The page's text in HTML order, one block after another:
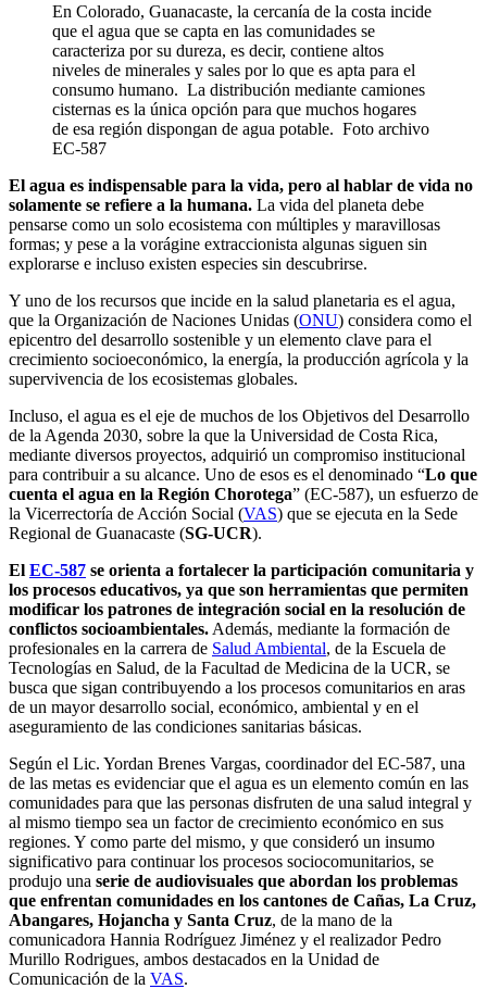
En Colorado, Guanacaste, la cercanía de la costa incide
que el agua que se capta en las comunidades se
caracteriza por su dureza, es decir, contiene altos
niveles de minerales y sales por lo que es apta para el
consumo humano. La distribución mediante camiones
cisternas es la única opción para que muchos hogares
de esa región dispongan de agua potable. Foto archivo
EC-587
El agua es indispensable para la vida, pero al hablar de vida no
solamente se refiere a la humana. La vida del planeta debe
pensarse como un solo ecosistema con múltiples y maravillosas
formas; y pese a la vorágine extraccionista algunas siguen sin
explorarse e incluso existen especies sin descubrirse.
Y uno de los recursos que incide en la salud planetaria es el agua,
que la Organización de Naciones Unidas (ONU) considera como el
epicentro del desarrollo sostenible y un elemento clave para el
crecimiento socioeconómico, la energía, la producción agrícola y la
supervivencia de los ecosistemas globales.
Incluso, el agua es el eje de muchos de los Objetivos del Desarrollo
de la Agenda 2030, sobre la que la Universidad de Costa Rica,
mediante diversos proyectos, adquirió un compromiso institucional
para contribuir a su alcance. Uno de esos es el denominado “Lo que
cuenta el agua en la Región Chorotega” (EC-587), un esfuerzo de
la Vicerrectoría de Acción Social (VAS) que se ejecuta en la Sede
Regional de Guanacaste (SG-UCR).
El EC-587 se orienta a fortalecer la participación comunitaria y
los procesos educativos, ya que son herramientas que permiten
modificar los patrones de integración social en la resolución de
conflictos socioambientales. Además, mediante la formación de
profesionales en la carrera de Salud Ambiental, de la Escuela de
Tecnologías en Salud, de la Facultad de Medicina de la UCR, se
busca que sigan contribuyendo a los procesos comunitarios en aras
de un mayor desarrollo social, económico, ambiental y en el
aseguramiento de las condiciones sanitarias básicas.
Según el Lic. Yordan Brenes Vargas, coordinador del EC-587, una
de las metas es evidenciar que el agua es un elemento común en las
comunidades para que las personas disfruten de una salud integral y
al mismo tiempo sea un factor de crecimiento económico en sus
regiones. Y como parte del mismo, y que consideró un insumo
significativo para continuar los procesos sociocomunitarios, se
produjo una serie de audiovisuales que abordan los problemas
que enfrentan comunidades en los cantones de Cañas, La Cruz,
Abangares, Hojancha y Santa Cruz, de la mano de la
comunicadora Hannia Rodríguez Jiménez y el realizador Pedro
Murillo Rodrigues, ambos destacados en la Unidad de
Comunicación de la VAS.